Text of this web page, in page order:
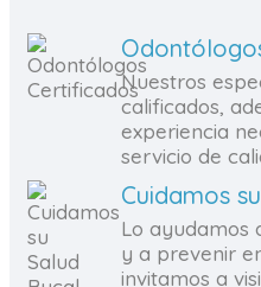
Nuestros
calificados,
experiencia
servicio de
Cuidamos
Lo ayudamos
y a prevenir
invitamos a